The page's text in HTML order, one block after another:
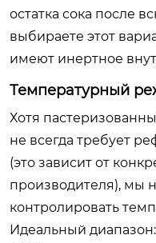
остатка сока после
выбираете этот
имеют инертное
Температурный
Хотя
не всегда требует
(это зависит от
производителя), мы
контролировать
Идеальный